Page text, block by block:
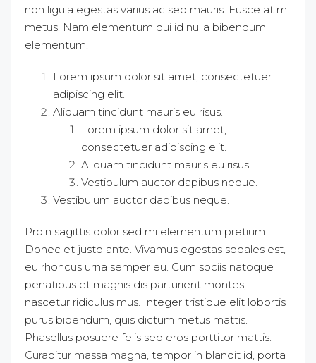
non ligula egestas varius ac sed mauris. Fusce at mi
metus. Nam elementum dui id nulla bibendum
elementum.
Lorem ipsum dolor sit amet, consectetuer
adipiscing elit.
Aliquam tincidunt mauris eu risus.
Lorem ipsum dolor sit amet,
consectetuer adipiscing elit.
Aliquam tincidunt mauris eu risus.
Vestibulum auctor dapibus neque.
Vestibulum auctor dapibus neque.
Proin sagittis dolor sed mi elementum pretium.
Donec et justo ante. Vivamus egestas sodales est,
eu rhoncus urna semper eu. Cum sociis natoque
penatibus et magnis dis parturient montes,
nascetur ridiculus mus. Integer tristique elit lobortis
purus bibendum, quis dictum metus mattis.
Phasellus posuere felis sed eros porttitor mattis.
Curabitur massa magna, tempor in blandit id, porta